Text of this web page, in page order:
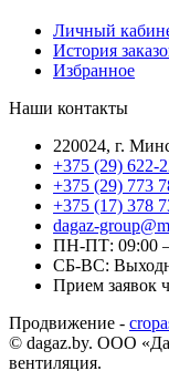
Личный
История
Избранное
Наши контакты
220024, г.
+375 (29) 622-
+375 (29) 773
+375 (17) 378
dagaz-
ПН-ПТ: 09:00
СБ-ВС:
Прием заявок
Продвижение -
© dagaz.by. ООО
вентиляция.